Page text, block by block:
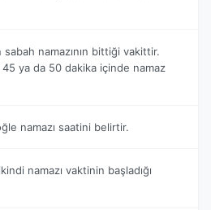
sabah namazının bittiği vakittir.
ya da 50 dakika içinde namaz
namazı saatini belirtir.
namazı vaktinin başladığı